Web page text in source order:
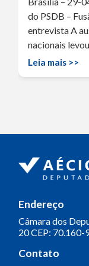
do PSDB –
entrevista A
nacionais
Leia mais >>
Endereço
Câmara dos
20CEP: 70.160-
Contato